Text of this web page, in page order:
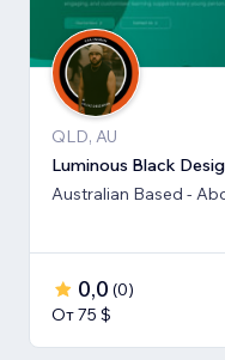
QLD, AU
Luminous Black
Australian Based -
0,0 (0)
От 75 $